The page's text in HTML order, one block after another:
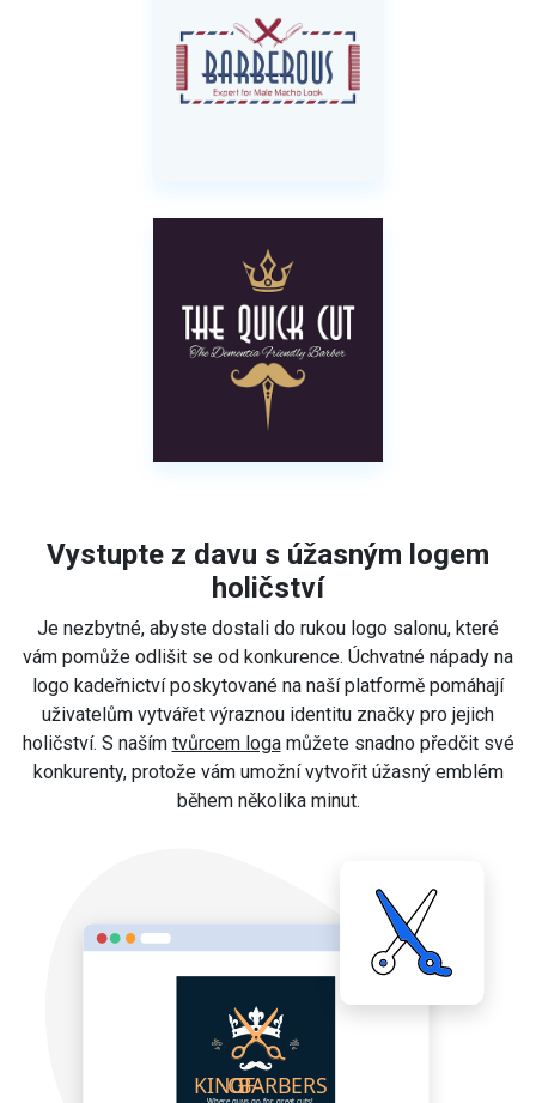
Vystupte z davu s úžasným logem
holičství
Je nezbytné, abyste dostali do rukou logo salonu, které
vám pomůže odlišit se od konkurence. Úchvatné nápady na
logo kadeřnictví poskytované na naší platformě pomáhají
uživatelům vytvářet výraznou identitu značky pro jejich
holičství. S naším tvůrcem logamůžete snadno předčit své
konkurenty, protože vám umožní vytvořit úžasný emblém
během několika minut.